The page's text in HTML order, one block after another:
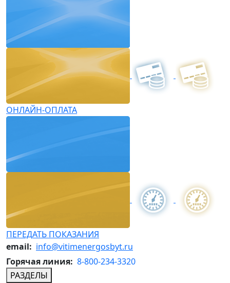
ОНЛАЙН-ОПЛАТА
ПЕРЕДАТЬ ПОКАЗАНИЯ
email: info@vitimenergosbyt.ru
Горячая линия: 8-800-234-3320
РАЗДЕЛЫ